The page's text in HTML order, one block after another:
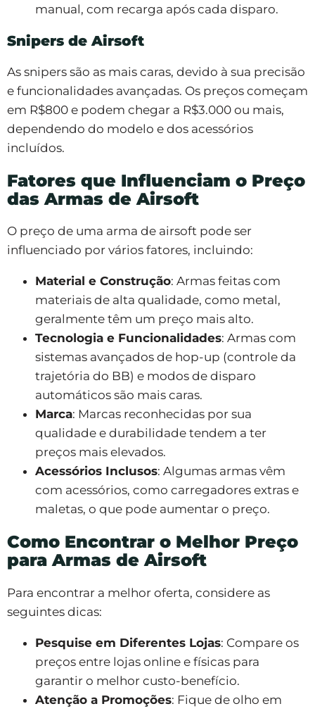
manual, com recarga após cada disparo.
Snipers de Airsoft
As snipers são as mais caras, devido à sua precisão
e funcionalidades avançadas. Os preços começam
em R$800 e podem chegar a R$3.000 ou mais,
dependendo do modelo e dos acessórios
incluídos.
Fatores que Influenciam o Preço
das Armas de Airsoft
O preço de uma arma de airsoft pode ser
influenciado por vários fatores, incluindo:
Material e Construção: Armas feitas com
materiais de alta qualidade, como metal,
geralmente têm um preço mais alto.
Tecnologia e Funcionalidades: Armas com
sistemas avançados de hop-up (controle da
trajetória do BB) e modos de disparo
automáticos são mais caras.
Marca: Marcas reconhecidas por sua
qualidade e durabilidade tendem a ter
preços mais elevados.
Acessórios Inclusos: Algumas armas vêm
com acessórios, como carregadores extras e
maletas, o que pode aumentar o preço.
Como Encontrar o Melhor Preço
para Armas de Airsoft
Para encontrar a melhor oferta, considere as
seguintes dicas:
Pesquise em Diferentes Lojas: Compare os
preços entre lojas online e físicas para
garantir o melhor custo-benefício.
Atenção a Promoções: Fique de olho em